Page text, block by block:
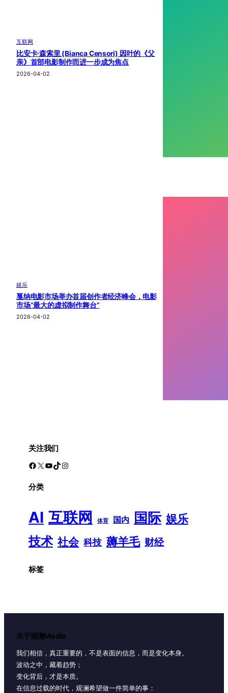
互联网
比安卡·森索里 (Bianca Censori) 因叶的《父
亲》首部电影制作而进一步成为焦点
2026-04-02
娱乐
戛纳电影市场举办首届创作者经济峰会，电影
市场“最大的虚拟制作舞台”
2026-04-02
关注我们
Facebook X YouTube TikTok Instagram
分类
AI 互联网 体育 国内 国际 娱乐
技术 社会 科技 薅羊毛 财经
标签
关于观澜Media
我们相信，真正重要的，不是表面的信息，而是变化本身。
波动之中，藏着趋势；
变化背后，才是本质。
在信息过载的时代，观澜希望做一件简单的事：